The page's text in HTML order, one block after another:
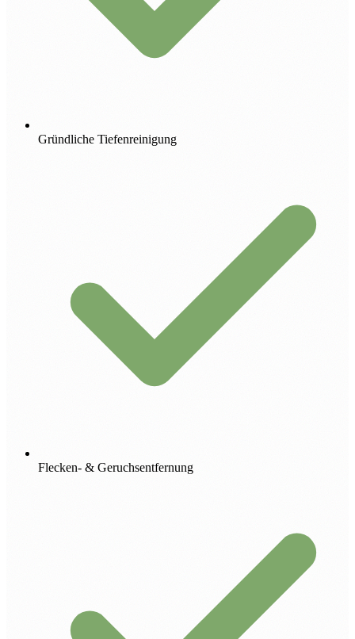
Gründliche Tiefenreinigung
Flecken- & Geruchsentfernung